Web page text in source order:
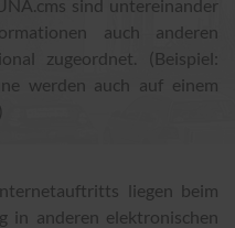
sind untereinander
auch anderen
zugeordnet. (Beispiel:
werden auch auf einem
liegen beim
in anderen elektronischen